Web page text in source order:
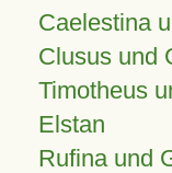
Caelestina
Clusus und
Timotheus
Elstan
Rufina und